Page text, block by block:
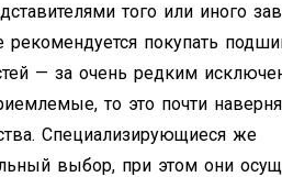
того или иного
покупать
— за очень редким
то это почти
Специализирующиеся же
выбор, при этом они